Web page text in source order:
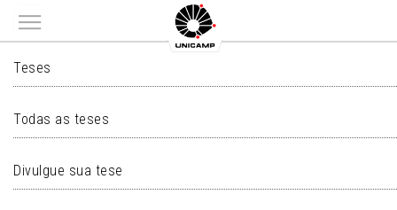
Main menu
TESES
Teses
Todas as teses
Divulgue sua tese